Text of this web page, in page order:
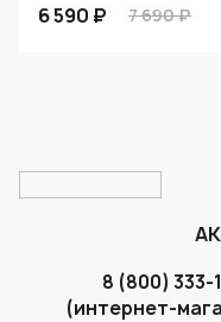
6 590 ₽
7 690 ₽
8 (800) 333-
(интернет-